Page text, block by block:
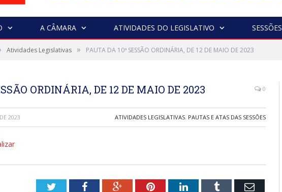
A CÂMARA ATIVIDADES DO LEGISLATIVO SESSÕES
Atividades Legislativas » PAUTA DA 10ª SESSÃO ORDINÁRIA, DE 12 DE MAIO DE 2023
ORDINÁRIA, DE 12 DE MAIO DE 2023 0
2023 ATIVIDADES LEGISLATIVAS, PAUTAS E ATAS DAS SESSÕES
TwitterFacebookGoogle+PinterestLinkedInTumblr Email